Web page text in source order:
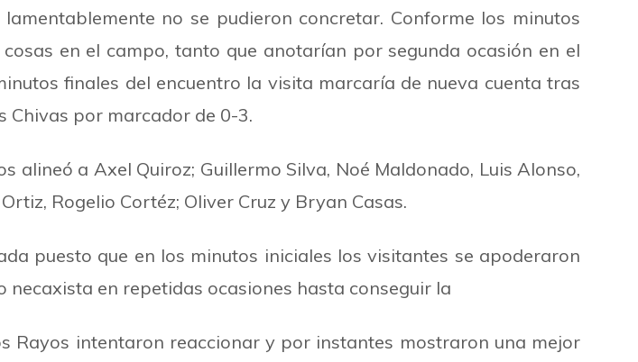
no se pudieron concretar. Conforme los minutos
en el campo, tanto que anotarían por segunda ocasión en el
finales del encuentro la visita marcaría de nueva cuenta tras
por marcador de 0-3.
alineó a Axel Quiroz; Guillermo Silva, Noé Maldonado, Luis Alonso,
Rogelio Cortéz; Oliver Cruz y Bryan Casas.
puesto que en los minutos iniciales los visitantes se apoderaron
en repetidas ocasiones hasta conseguir la
Rayos intentaron reaccionar y por instantes mostraron una mejor